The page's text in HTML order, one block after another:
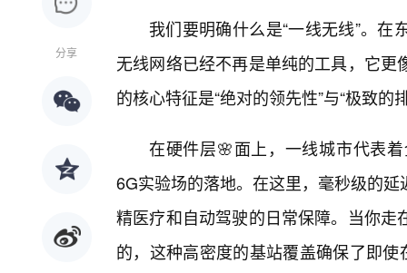
分享
我们要明确什么是“一线无线”。
无线网络已经不再是单纯的工具，它
的核心特征是“绝对的领先性”与“极致的
在硬件层🌸面上，一线城市代表
6G实验场的落地。在这里，毫秒级的
精医疗和自动驾驶的日常保障。当你
的，这种高密度的基站覆盖确保了即